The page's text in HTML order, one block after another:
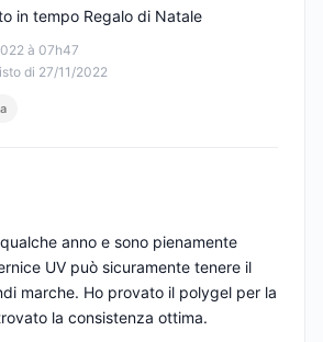
à 07h47
di 27/11/2022
in tempo Regalo di Natale
anno e sono pienamente
UV può sicuramente tenere il
marche. Ho provato il polygel per la
la consistenza ottima.